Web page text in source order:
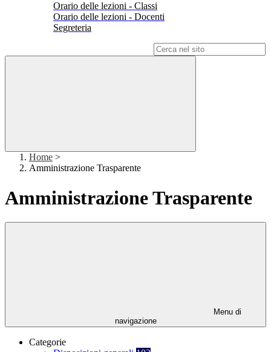
Orario delle lezioni - Classi
Orario delle lezioni - Docenti
Segreteria
Home >
Amministrazione Trasparente
Amministrazione Trasparente
Menu di
navigazione
Categorie